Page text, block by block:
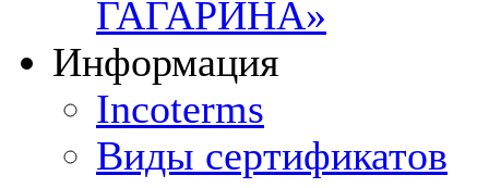
ГАГАРИНА»
Информация
Incoterms
Виды сертификатов